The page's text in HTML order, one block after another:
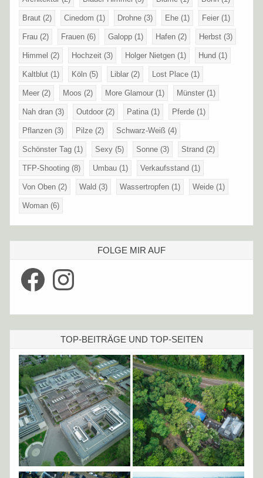
Braut (2) Cinedom (1) Drohne (3) Ehe (1) Feier (1)
Frau (2) Frauen (6) Galopp (1) Hafen (2) Herbst (3)
Himmel (2) Hochzeit (3) Holger Nietgen (1) Hund (1)
Kaltblut (1) Köln (5) Liblar (2) Lost Place (1)
Meer (2) Moos (2) More Glamour (1) Münster (1)
Nah dran (3) Outdoor (2) Patina(1) Pferde (1)
Pflanzen (3) Pilze (2) Schwarz-Weiß (4)
Schönster Tag (1) Sexy (5) Sonne (3) Strand (2)
TFP-Shooting (8) Umbau (1) Verkaufsstand (1)
Von Oben (2) Wald (3) Wassertropfen (1) Weide (1)
Woman (6)
FOLGE MIR AUF
Facebook Instagram
TOP-BEITRÄGE UND TOP-SEITEN